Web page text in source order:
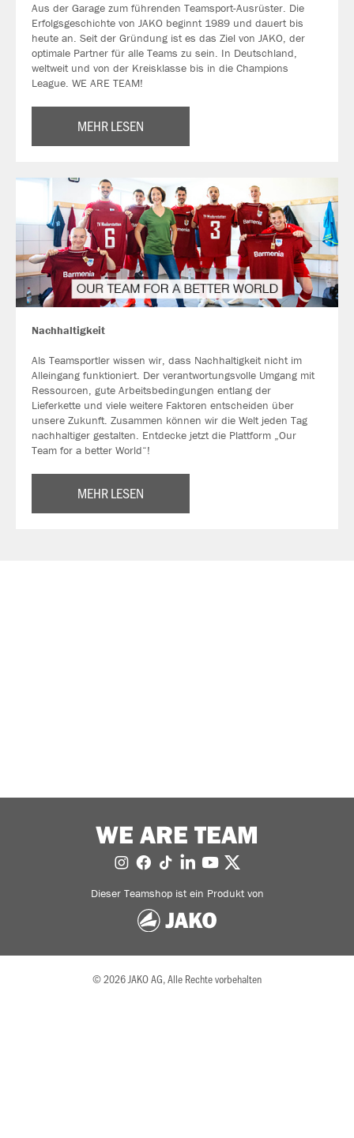
Aus der Garage zum führenden Teamsport-Ausrüster. Die
Erfolgsgeschichte von JAKO beginnt 1989 und dauert bis
heute an. Seit der Gründung ist es das Ziel von JAKO, der
optimale Partner für alle Teams zu sein. In Deutschland,
weltweit und von der Kreisklasse bis in die Champions
League. WE ARE TEAM!
MEHR LESEN
Nachhaltigkeit
Als Teamsportler wissen wir, dass Nachhaltigkeit nicht im
Alleingang funktioniert. Der verantwortungsvolle Umgang mit
Ressourcen, gute Arbeitsbedingungen entlang der
Lieferkette und viele weitere Faktoren entscheiden über
unsere Zukunft. Zusammen können wir die Welt jeden Tag
nachhaltiger gestalten. Entdecke jetzt die Plattform „Our
Team for a better World“!
MEHR LESEN
WE ARE TEAM
Dieser Teamshop ist ein Produkt von
© 2026 JAKO AG, Alle Rechte vorbehalten